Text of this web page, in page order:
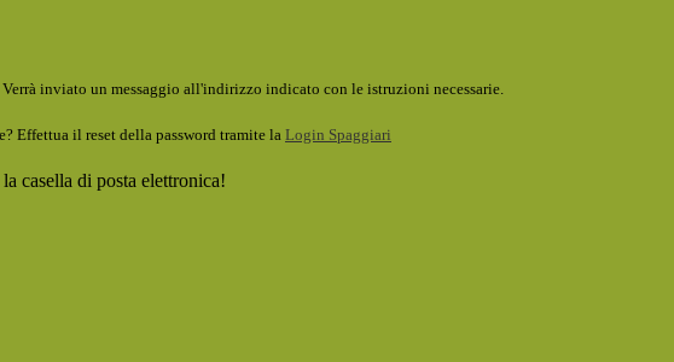
Verrà inviato un messaggio all'indirizzo indicato con le istruzioni necessarie.
Effettua il reset della password tramite la Login Spaggiari
casella di posta elettronica!